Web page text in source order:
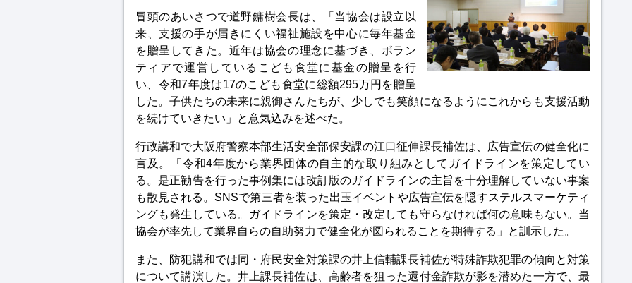
冒頭のあいさつで道野鏞樹会長は、「当協会は設立以
来、支援の手が届きにくい福祉施設を中心に毎年基金
を贈呈してきた。近年は協会の理念に基づき、ボラン
ティアで運営しているこども食堂に基金の贈呈を行
い、令和7年度は17のこども食堂に総額295万円を贈呈
した。子供たちの未来に親御さんたちが、少しでも笑顔になるようにこれからも支援活動
を続けていきたい」と意気込みを述べた。
行政講和で大阪府警察本部生活安全部保安課の江口征伸課長補佐は、広告宣伝の健全化に
言及。「令和4年度から業界団体の自主的な取り組みとしてガイドラインを策定してい
る。是正勧告を行った事例集には改訂版のガイドラインの主旨を十分理解していない事案
も散見される。SNSで第三者を装った出玉イベントや広告宣伝を隠すステルスマーケティ
ングも発生している。ガイドラインを策定・改定しても守らなければ何の意味もない。当
協会が率先して業界自らの自助努力で健全化が図られることを期待する」と訓示した。
また、防犯講和では同・府民安全対策課の井上信輔課長補佐が特殊詐欺犯罪の傾向と対策
について講演した。井上課長補佐は、高齢者を狙った還付金詐欺が影を潜めた一方で、最